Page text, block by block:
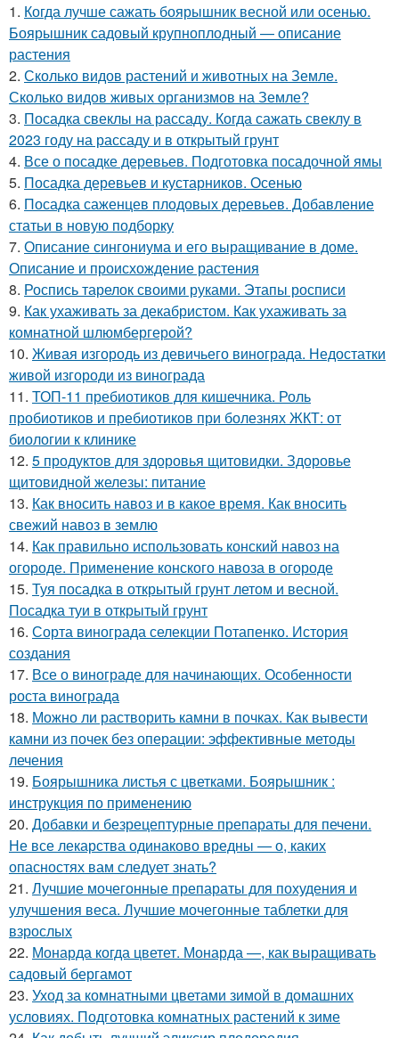
1. Когда лучше сажать боярышник весной или осенью.
Боярышник садовый крупноплодный — описание
растения
2. Сколько видов растений и животных на Земле.
Сколько видов живых организмов на Земле?
3. Посадка свеклы на рассаду. Когда сажать свеклу в
2023 году на рассаду и в открытый грунт
4. Все о посадке деревьев. Подготовка посадочной ямы
5. Посадка деревьев и кустарников. Осенью
6. Посадка саженцев плодовых деревьев. Добавление
статьи в новую подборку
7. Описание сингониума и его выращивание в доме.
Описание и происхождение растения
8. Роспись тарелок своими руками. Этапы росписи
9. Как ухаживать за декабристом. Как ухаживать за
комнатной шлюмбергерой?
10. Живая изгородь из девичьего винограда. Недостатки
живой изгороди из винограда
11. ТОП-11 пребиотиков для кишечника. Роль
пробиотиков и пребиотиков при болезнях ЖКТ: от
биологии к клинике
12. 5 продуктов для здоровья щитовидки. Здоровье
щитовидной железы: питание
13. Как вносить навоз и в какое время. Как вносить
свежий навоз в землю
14. Как правильно использовать конский навоз на
огороде. Применение конского навоза в огороде
15. Туя посадка в открытый грунт летом и весной.
Посадка туи в открытый грунт
16. Сорта винограда селекции Потапенко. История
создания
17. Все о винограде для начинающих. Особенности
роста винограда
18. Можно ли растворить камни в почках. Как вывести
камни из почек без операции: эффективные методы
лечения
19. Боярышника листья с цветками. Боярышник :
инструкция по применению
20. Добавки и безрецептурные препараты для печени.
Не все лекарства одинаково вредны — о, каких
опасностях вам следует знать?
21. Лучшие мочегонные препараты для похудения и
улучшения веса. Лучшие мочегонные таблетки для
взрослых
22. Монарда когда цветет. Монарда —, как выращивать
садовый бергамот
23. Уход за комнатными цветами зимой в домашних
условиях. Подготовка комнатных растений к зиме